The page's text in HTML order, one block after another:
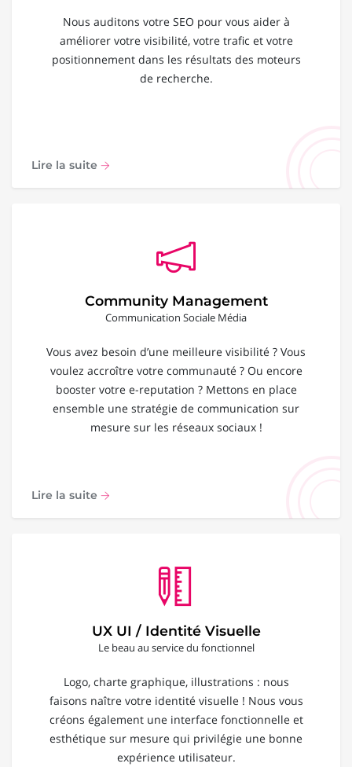
Nous auditons votre SEO pour vous aider à
améliorer votre visibilité, votre trafic et votre
positionnement dans les résultats des moteurs
de recherche.
Lire la suite
Community Management
Communication Sociale Média
Vous avez besoin d’une meilleure visibilité ? Vous
voulez accroître votre communauté ? Ou encore
booster votre e-reputation ? Mettons en place
ensemble une stratégie de communication sur
mesure sur les réseaux sociaux !
Lire la suite
UX UI / Identité Visuelle
Le beau au service du fonctionnel
Logo, charte graphique, illustrations : nous
faisons naître votre identité visuelle ! Nous vous
créons également une interface fonctionnelle et
esthétique sur mesure qui privilégie une bonne
expérience utilisateur.